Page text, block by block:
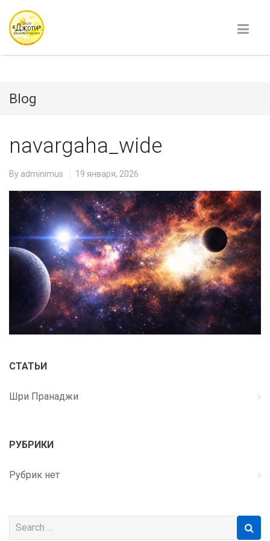
Blog
navargaha_wide
By adminimus 19 января, 2026
СТАТЬИ
Шри Пранаджи
РУБРИКИ
Рубрик нет